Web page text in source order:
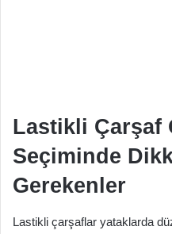
Lastikli Çarşaf
Seçiminde
Gerekenler
Lastikli çarşaflar yataklarda